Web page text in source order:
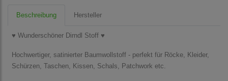
Beschreibung Hersteller
♥ Wunderschöner Dirndl Stoff ♥
Hochwertiger, satinierter Baumwollstoff - perfekt für Röcke, Kleider,
Schürzen, Taschen, Kissen, Schals, Patchwork etc.